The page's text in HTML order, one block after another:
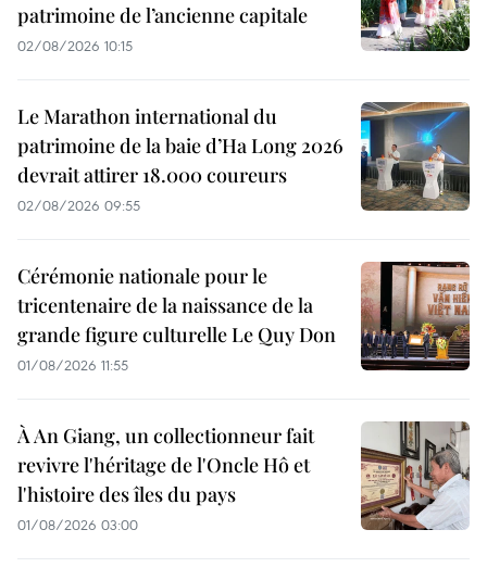
patrimoine de l’ancienne capitale
02/08/2026 10:15
Le Marathon international du
patrimoine de la baie d’Ha Long 2026
devrait attirer 18.000 coureurs
02/08/2026 09:55
Cérémonie nationale pour le
tricentenaire de la naissance de la
grande figure culturelle Le Quy Don
01/08/2026 11:55
À An Giang, un collectionneur fait
revivre l'héritage de l'Oncle Hô et
l'histoire des îles du pays
01/08/2026 03:00